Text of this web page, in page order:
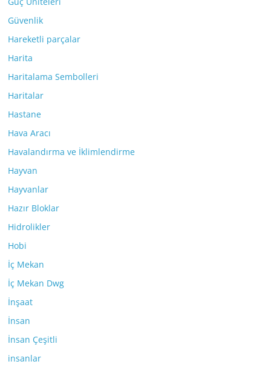
Güvenlik
Hareketli parçalar
Harita
Haritalama Sembolleri
Haritalar
Hastane
Hava Aracı
Havalandırma ve İklimlendirme
Hayvan
Hayvanlar
Hazır Bloklar
Hidrolikler
Hobi
İç Mekan
İç Mekan Dwg
İnşaat
İnsan
İnsan Çeşitli
insanlar